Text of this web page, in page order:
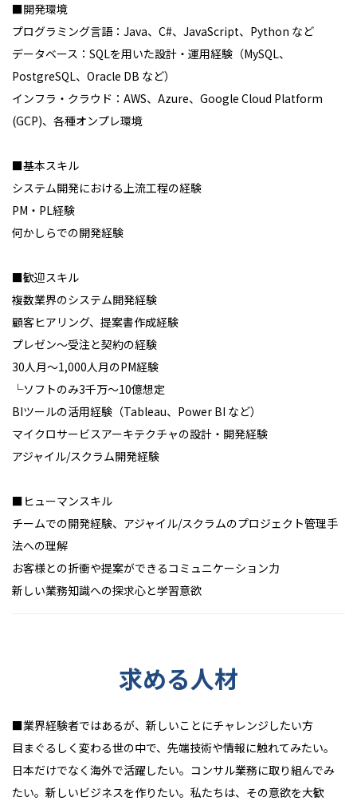
■開発環境
プログラミング言語：Java、C#、JavaScript、Python など
データベース：SQLを用いた設計・運用経験（MySQL、
PostgreSQL、Oracle DB など）
インフラ・クラウド：AWS、Azure、Google Cloud Platform
(GCP)、各種オンプレ環境
■基本スキル
システム開発における上流工程の経験
PM・PL経験
何かしらでの開発経験
■歓迎スキル
複数業界のシステム開発経験
顧客ヒアリング、提案書作成経験
プレゼン～受注と契約の経験
30人月～1,000人月のPM経験
└ソフトのみ3千万～10億想定
BIツールの活用経験（Tableau、Power BI など）
マイクロサービスアーキテクチャの設計・開発経験
アジャイル/スクラム開発経験
■ヒューマンスキル
チームでの開発経験、アジャイル/スクラムのプロジェクト管理手
法への理解
お客様との折衝や提案ができるコミュニケーション力
新しい業務知識への探求心と学習意欲
求める人材
■業界経験者ではあるが、新しいことにチャレンジしたい方
目まぐるしく変わる世の中で、先端技術や情報に触れてみたい。
日本だけでなく海外で活躍したい。コンサル業務に取り組んでみ
たい。新しいビジネスを作りたい。私たちは、その意欲を大歓